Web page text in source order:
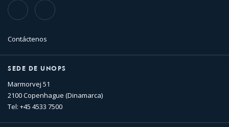
TikTok Flickr
Contáctenos
SEDE DE UNOPS
Marmorvej 51
2100 Copenhague (Dinamarca)
Tel: +45 4533 7500